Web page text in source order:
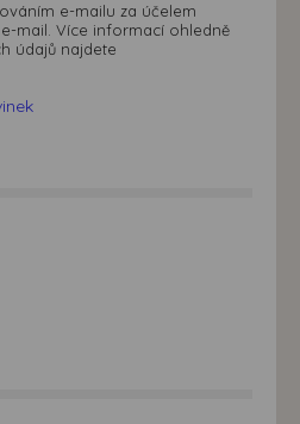
e-mailu za účelem
mail. Více informací ohledně
údajů najdete